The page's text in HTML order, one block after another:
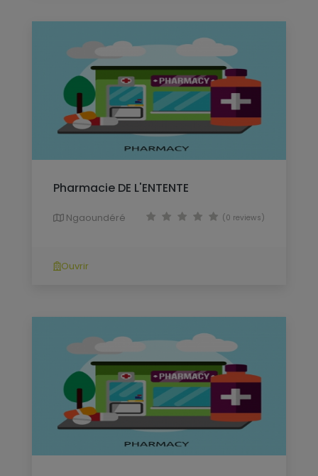
Pharmacie DE L'ENTENTE
Ngaoundéré (0 reviews)
Ouvrir